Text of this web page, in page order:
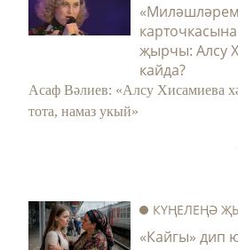
җырчы: Алсу
кайда?
Асаф Вәлиев: «Алсу Хисамиева
тота, намаз укый»
КҮҢЕЛЕҢӘ
«Кайгы» дип